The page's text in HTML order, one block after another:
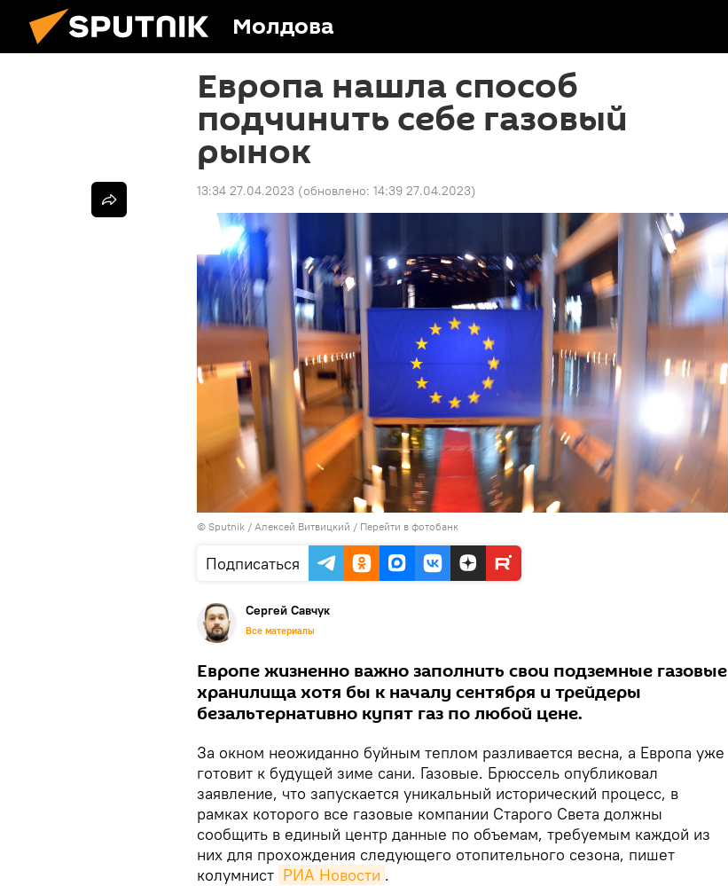
Молдова
Европа нашла способ
подчинить себе газовый
рынок
13:34 27.04.2023 (обновлено: 14:39 27.04.2023)
© Sputnik / Алексей Витвицкий / Перейти в фотобанк
Подписаться
Сергей Савчук
Все материалы
Европе жизненно важно заполнить свои подземные газовые
хранилища хотя бы к началу сентября и трейдеры
безальтернативно купят газ по любой цене.
За окном неожиданно буйным теплом разливается весна, а Европа уже
готовит к будущей зиме сани. Газовые. Брюссель опубликовал
заявление, что запускается уникальный исторический процесс, в
рамках которого все газовые компании Старого Света должны
сообщить в единый центр данные по объемам, требуемым каждой из
них для прохождения следующего отопительного сезона, пишет
колумнист РИА Новости .